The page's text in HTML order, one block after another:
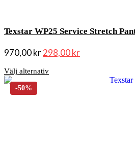
Texstar WP25 Service Stretch
970,00kr298,00kr
Välj alternativ